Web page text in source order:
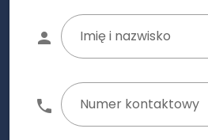
Imię i nazwisko
Numer kontaktowy